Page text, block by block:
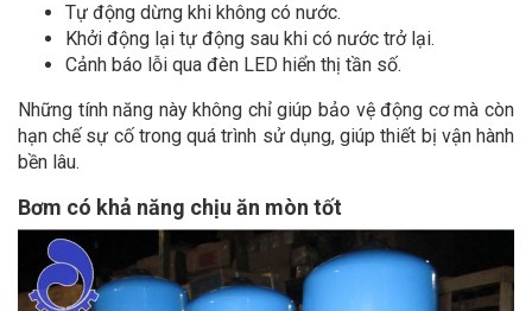
Tự động dừng khi không có nước.
Khởi động lại tự động sau khi có nước trở lại.
Cảnh báo lỗi qua đèn LED hiển thị tần số.
Những tính năng này không chỉ giúp bảo vệ động cơ mà còn
hạn chế sự cố trong quá trình sử dụng, giúp thiết bị vận hành
bền lâu.
Bơm có khả năng chịu ăn mòn tốt